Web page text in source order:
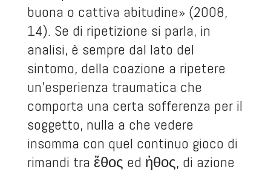
buona o cattiva abitudine» (2008,
14). Se di ripetizione si parla, in
analisi, è sempre dal lato del
sintomo, della coazione a ripetere
un’esperienza traumatica che
comporta una certa sofferenza per il
soggetto, nulla a che vedere
insomma con quel continuo gioco di
rimandi tra ἔθος ed ἠθος, di azione